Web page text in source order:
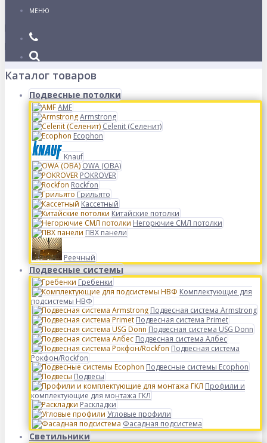
МЕНЮ
Каталог товаров
Подвесные потолки
AMF
Armstrong
Celenit (Селенит)
Ecophon
Knauf
OWA (ОВА)
POKROVER
Rockfon
Грильято
Кассетный
Китайские потолки
Негорючие СМЛ потолки
ПВХ панели
Реечный
Подвесные системы
Гребенки
Комплектующие для
подсистемы НВФ
Подвесная система Armstrong
Подвесная система Primet
Подвесная система USG Donn
Подвесная система Албес
Подвесная система
Рокфон/Rockfon
Подвесные системы Ecophon
Подвесы
Профили и
комплектующие для монтажа ГКЛ
Раскладки
Угловые профили
Фасадная подсистема
Светильники